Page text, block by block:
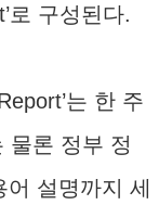
로 구성된다.
는 한 주
물론 정부 정
설명까지 세